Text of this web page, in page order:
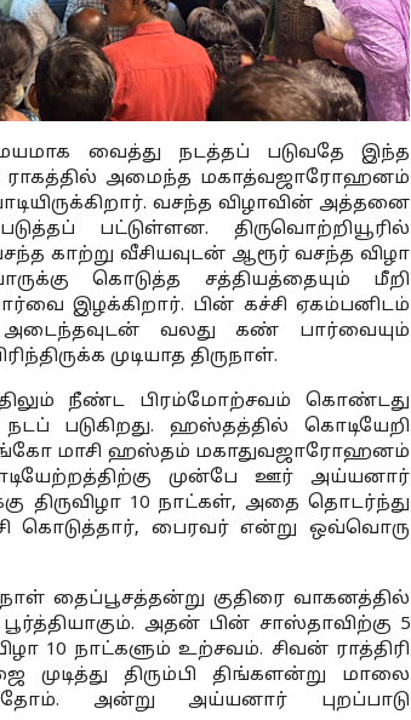
வைத்து நடத்தப் படுவதே இந்த
ராகத்தில் அமைந்த மகாத்வஜாரோஹனம்
வசந்த விழாவின் அத்தனை
பட்டுள்ளன. திருவொற்றியூரில்
காற்று வீசியவுடன் ஆரூர் வசந்த விழா
கொடுத்த சத்தியத்தையும் மீறி
இழக்கிறார். பின் கச்சி ஏகம்பனிடம்
வலது கண் பார்வையும்
முடியாத திருநாள்.
நீண்ட பிரம்மோற்சவம் கொண்டது
படுகிறது. ஹஸ்தத்தில் கொடியேறி
இங்கோ மாசி ஹஸ்தம் மகாதுவஜாரோஹனம்
முன்பே ஊர் அய்யனார்
திருவிழா 10 நாட்கள், அதை தொடர்ந்து
கொடுத்தார், பைரவர் என்று ஒவ்வொரு
தைப்பூசத்தன்று குதிரை வாகனத்தில்
அதன் பின் சாஸ்தாவிற்கு 5
10 நாட்களும் உற்சவம். சிவன் ராத்திரி
திரும்பி திங்களன்று மாலை
அன்று அய்யனார் புறப்பாடு